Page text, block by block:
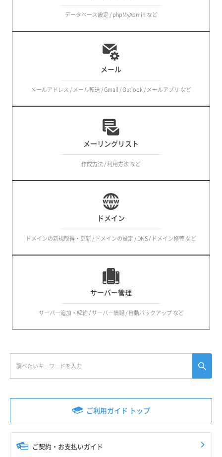
ご利用ガイド トップ
ご契約・お支払いガイド
データベース設定 / phpMyAdmin など
メール
メールアドレス / メール転送 / Gmail / Outlook / メールアプリ など
メーリングリスト
作成方法 / 利用方法 など
ドメイン
ドメインの新規取得・更新 / ドメインの設定 / DNS / ドメイン移管 など
サーバー管理
サーバー追加・解約 / サーバー情報 / 自動バックアップ など